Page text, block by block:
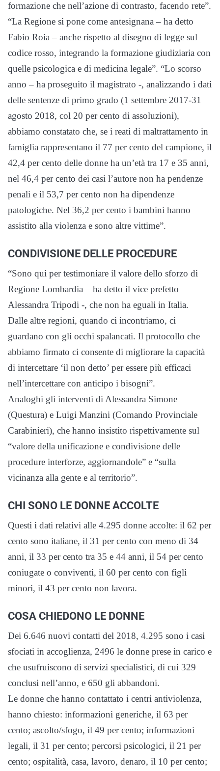
formazione che nell’azione di contrasto, facendo rete”.
“La Regione si pone come antesignana – ha detto
Fabio Roia – anche rispetto al disegno di legge sul
codice rosso, integrando la formazione giudiziaria con
quelle psicologica e di medicina legale”. “Lo scorso
anno – ha proseguito il magistrato -, analizzando i dati
delle sentenze di primo grado (1 settembre 2017-31
agosto 2018, col 20 per cento di assoluzioni),
abbiamo constatato che, se i reati di maltrattamento in
famiglia rappresentano il 77 per cento del campione, il
42,4 per cento delle donne ha un’età tra 17 e 35 anni,
nel 46,4 per cento dei casi l’autore non ha pendenze
penali e il 53,7 per cento non ha dipendenze
patologiche. Nel 36,2 per cento i bambini hanno
assistito alla violenza e sono altre vittime”.
CONDIVISIONE DELLE PROCEDURE
“Sono qui per testimoniare il valore dello sforzo di
Regione Lombardia – ha detto il vice prefetto
Alessandra Tripodi -, che non ha eguali in Italia.
Dalle altre regioni, quando ci incontriamo, ci
guardano con gli occhi spalancati. Il protocollo che
abbiamo firmato ci consente di migliorare la capacità
di intercettare ‘il non detto’ per essere più efficaci
nell’intercettare con anticipo i bisogni”.
Analoghi gli interventi di Alessandra Simone
(Questura) e Luigi Manzini (Comando Provinciale
Carabinieri), che hanno insistito rispettivamente sul
“valore della unificazione e condivisione delle
procedure interforze, aggiornandole” e “sulla
vicinanza alla gente e al territorio”.
CHI SONO LE DONNE ACCOLTE
Questi i dati relativi alle 4.295 donne accolte: il 62 per
cento sono italiane, il 31 per cento con meno di 34
anni, il 33 per cento tra 35 e 44 anni, il 54 per cento
coniugate o conviventi, il 60 per cento con figli
minori, il 43 per cento non lavora.
COSA CHIEDONO LE DONNE
Dei 6.646 nuovi contatti del 2018, 4.295 sono i casi
sfociati in accoglienza, 2496 le donne prese in carico e
che usufruiscono di servizi specialistici, di cui 329
conclusi nell’anno, e 650 gli abbandoni.
Le donne che hanno contattato i centri antiviolenza,
hanno chiesto: informazioni generiche, il 63 per
cento; ascolto/sfogo, il 49 per cento; informazioni
legali, il 31 per cento; percorsi psicologici, il 21 per
cento; ospitalità, casa, lavoro, denaro, il 10 per cento;